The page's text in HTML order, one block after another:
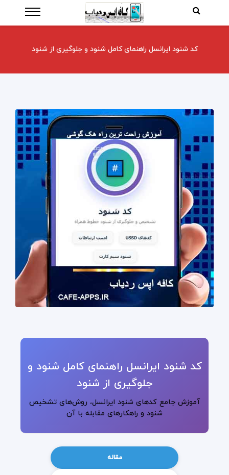
کد شنود ایرانسل راهنمای کامل شنود و جلوگیری از شنود
کد شنود ایرانسل راهنمای کامل شنود و
جلوگیری از شنود
آموزش جامع کدهای شنود ایرانسل، روش‌های تشخیص
شنود و راهکارهای مقابله با آن
مقاله